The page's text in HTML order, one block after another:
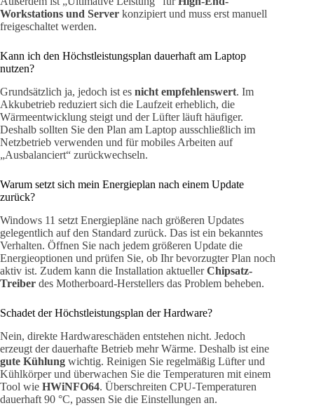
Workstations und Server konzipiert und muss erst manuell
freigeschaltet werden.
Kann ich den Höchstleistungsplan dauerhaft am Laptop
nutzen?
Grundsätzlich ja, jedoch ist es nicht empfehlenswert. Im
Akkubetrieb reduziert sich die Laufzeit erheblich, die
Wärmeentwicklung steigt und der Lüfter läuft häufiger.
Deshalb sollten Sie den Plan am Laptop ausschließlich im
Netzbetrieb verwenden und für mobiles Arbeiten auf
„Ausbalanciert“ zurückwechseln.
Warum setzt sich mein Energieplan nach einem Update
zurück?
Windows 11 setzt Energiepläne nach größeren Updates
gelegentlich auf den Standard zurück. Das ist ein bekanntes
Verhalten. Öffnen Sie nach jedem größeren Update die
Energieoptionen und prüfen Sie, ob Ihr bevorzugter Plan noch
aktiv ist. Zudem kann die Installation aktuellerChipsatz-
Treiber des Motherboard-Herstellers das Problem beheben.
Schadet der Höchstleistungsplan der Hardware?
Nein, direkte Hardwareschäden entstehen nicht. Jedoch
erzeugt der dauerhafte Betrieb mehr Wärme. Deshalb ist eine
gute Kühlung wichtig. Reinigen Sie regelmäßig Lüfter und
Kühlkörper und überwachen Sie die Temperaturen mit einem
Tool wie HWiNFO64. Überschreiten CPU-Temperaturen
dauerhaft 90 °C, passen Sie die Einstellungen an.